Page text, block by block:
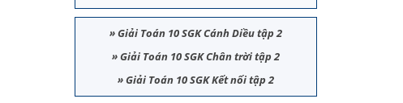
»Giải Toán 10 SGK Cánh Diều tập 2
»Giải Toán 10 SGK Chân trời tập 2
»Giải Toán 10 SGK Kết nối tập 2